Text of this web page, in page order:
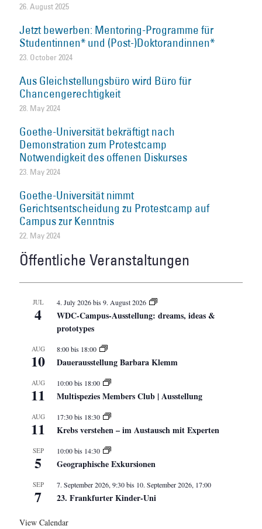
26. August 2025
Jetzt bewerben: Mentoring-Programme für
Studentinnen* und (Post-)Doktorandinnen*
23. October 2024
Aus Gleichstellungsbüro wird Büro für
Chancengerechtigkeit
28. May 2024
Goethe-Universität bekräftigt nach
Demonstration zum Protestcamp
Notwendigkeit des offenen Diskurses
23. May 2024
Goethe-Universität nimmt
Gerichtsentscheidung zu Protestcamp auf
Campus zur Kenntnis
22. May 2024
Öffentliche Veranstaltungen
JUL
4
4. July 2026bis9. August 2026
WDC-Campus-Ausstellung: dreams, ideas &
prototypes
AUG
10
8:00bis 18:00
Dauerausstellung Barbara Klemm
AUG
11
10:00bis 18:00
Multispezies Members Club | Ausstellung
AUG
11
17:30bis 18:30
Krebs verstehen – im Austausch mit Experten
SEP
5
10:00bis 14:30
Geographische Exkursionen
SEP
7
7. September 2026, 9:30bis 10. September 2026, 17:00
23. Frankfurter Kinder-Uni
View Calendar